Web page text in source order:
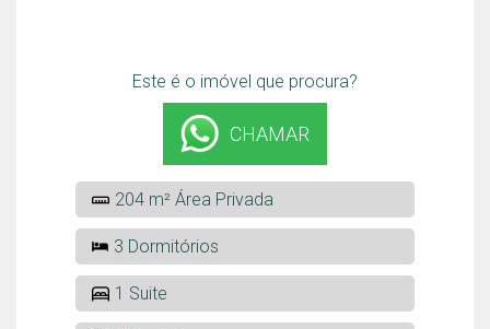
Este é o imóvel que procura?
CHAMAR
204 m² Área Privada
3 Dormitórios
1 Suite